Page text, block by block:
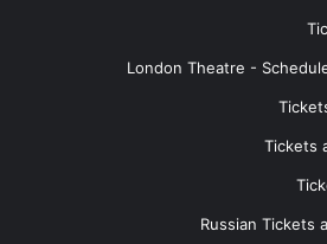
London Theatre -
Tickets
Russian Tickets